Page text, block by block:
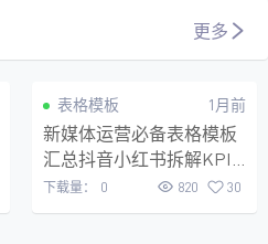
更多
VIP
表格模板 1月前
新媒体运营必备表格模板
汇总抖音小红书拆解KPI
考核竞品分析全年营销日
历
下载量： 0 820 30